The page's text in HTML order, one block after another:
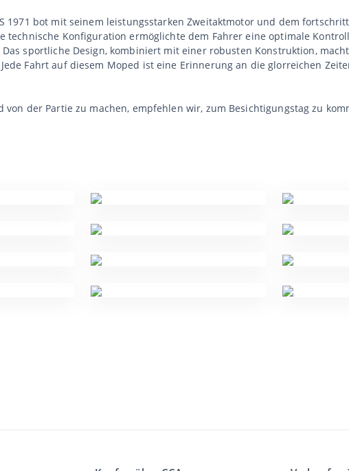
1971 bot mit seinem leistungsstarken Zweitaktmotor und dem
technische Konfiguration ermöglichte dem Fahrer eine optimale
sportliche Design, kombiniert mit einer robusten Konstruktion,
Fahrt auf diesem Moped ist eine Erinnerung an die glorreichen
von der Partie zu machen, empfehlen wir, zum Besichtigungstag zu